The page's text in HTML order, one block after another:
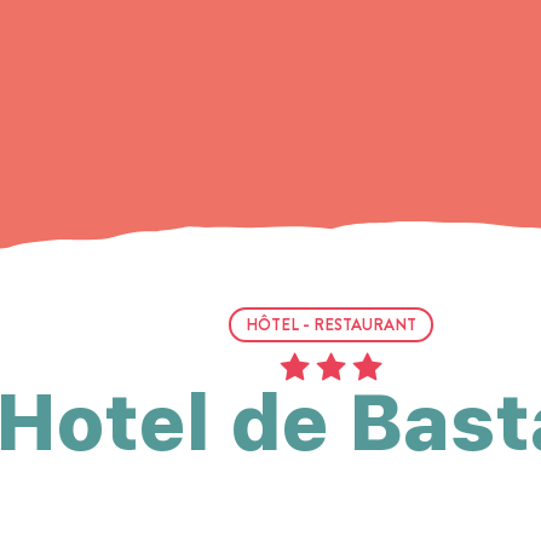
Hotel de
HÔTEL - RESTAURANT